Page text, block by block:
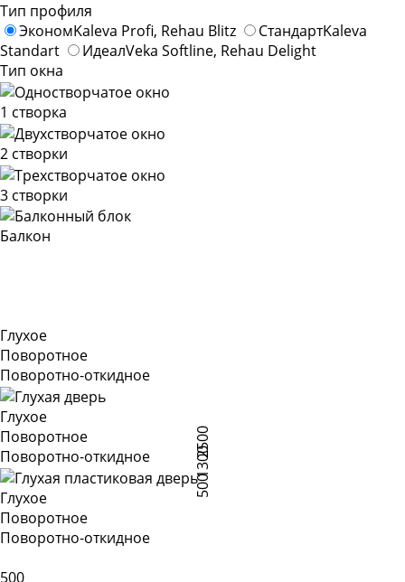
Тип профиля
ЭкономKaleva Profi, Rehau Blitz СтандартKaleva
Standart
ИдеалVeka Softline, Rehau Delight
Тип окна
1 створка
2 створки
3 створки
Балкон
2500
1300
500
Глухое
Поворотное
Поворотно-откидное
Глухое
Поворотное
Поворотно-откидное
Глухое
Поворотное
Поворотно-откидное
500